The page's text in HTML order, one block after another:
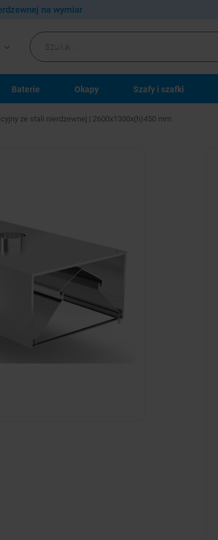
na wymiar
Baterie Okapy Szafy i szafki
ze stali nierdzewnej | 2600x1300x(h)450 mm